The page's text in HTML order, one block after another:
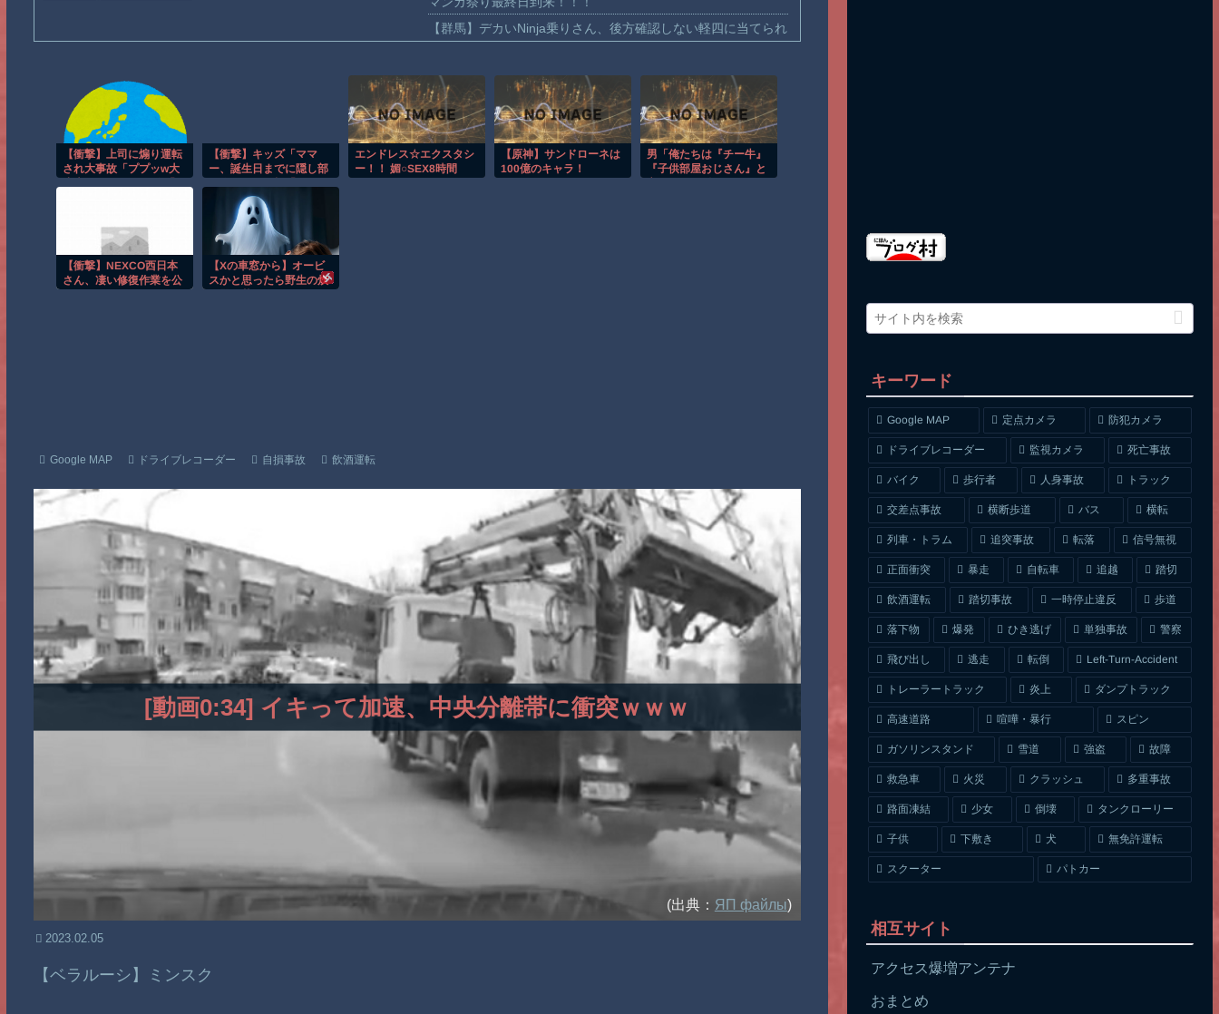
【群馬】デカいNinja乗りさん、後方確認しない軽四に当てられ
【動画】ビッグフットの正体が判明
【動画】DJI Neo2で釣りの自撮りをしようとした男の悲劇（ノ
∇`）
お前らがメイドイン韓国で認めてるもの 「キムチ」あと3つ
は？
【衝撃】上司に煽り運転
され大事故「ププッw大
「え!?」
【衝撃】キッズ「ママ
ー、誕生日までに隠し部
た」→結果ｗｗｗｗ
エンドレス☆エクスタシ
ー！！ 媚○SEX8時間
【原神】サンドローネは
100億のキャラ！
男「俺たちは『チー牛』
『子供部屋おじさん』と
【衝撃】NEXCO西日本
さん、凄い修復作業を公
【Xの車窓から】オービ
スかと思ったら野生の炊
Google MAP ドライブレコーダー 自損事故 飲酒運転
[動画0:34] イキって加速、中央分離帯に衝突ｗｗｗ
(出典： ЯП файлы)
2023.02.05
【ベラルーシ】ミンスク
キーワード
Google MAP 定点カメラ 防犯カメラ
ドライブレコーダー 監視カメラ 死亡事故
バイク 歩行者 人身事故 トラック
交差点事故 横断歩道 バス 横転
列車・トラム 追突事故 転落 信号無視
正面衝突 暴走 自転車 追越 踏切
飲酒運転 踏切事故 一時停止違反 歩道
落下物 爆発 ひき逃げ 単独事故 警察
飛び出し 逃走 転倒 Left-Turn-Accident
トレーラートラック 炎上 ダンプトラック
高速道路 喧嘩・暴行 スピン
ガソリンスタンド 雪道 強盗 故障
救急車 火災 クラッシュ 多重事故
路面凍結 少女 倒壊 タンクローリー
子供 下敷き 犬 無免許運転
スクーター パトカー
相互サイト
アクセス爆増アンテナ
おまとめ